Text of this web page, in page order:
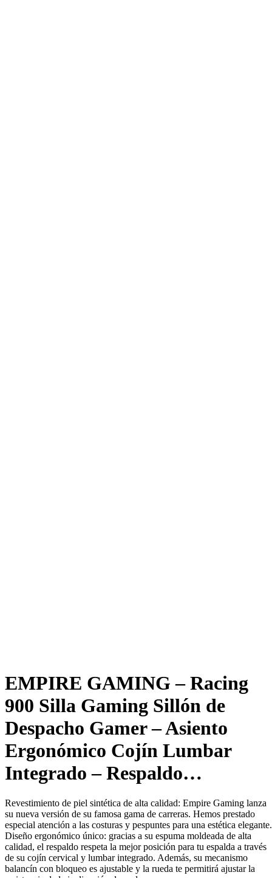
EMPIRE GAMING – Racing
900 Silla Gaming Sillón de
Despacho Gamer – Asiento
Ergonómico Cojín Lumbar
Integrado – Respaldo…
Revestimiento de piel sintética de alta calidad: Empire Gaming lanza
su nueva versión de su famosa gama de carreras. Hemos prestado
especial atención a las costuras y pespuntes para una estética elegante.
Diseño ergonómico único: gracias a su espuma moldeada de alta
calidad, el respaldo respeta la mejor posición para tu espalda a través
de su cojín cervical y lumbar integrado. Además, su mecanismo
balancín con bloqueo es ajustable y la rueda te permitirá ajustar la